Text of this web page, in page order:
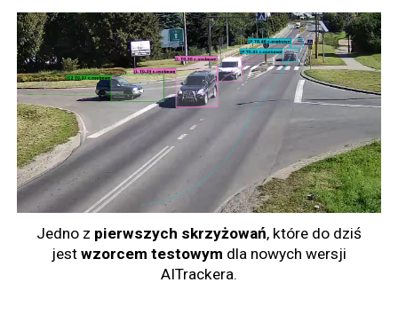
Jedno z pierwszych skrzyżowań, które do dziś
jest wzorcem testowym dla nowych wersji
AITrackera.